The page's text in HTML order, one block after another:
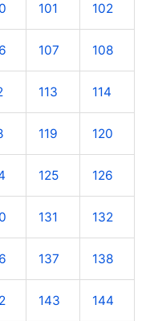
101 102
107 108
113 114
119 120
125 126
131 132
137 138
143 144